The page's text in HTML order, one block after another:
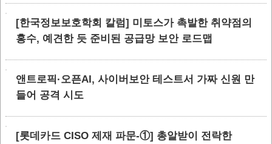
[한국정보보호학회 칼럼] 미토스가 촉발한 취약점의
홍수, 예견한 듯 준비된 공급망 보안 로드맵
앤트로픽·오픈AI, 사이버보안 테스트서 가짜 신원 만
들어 공격 시도
[롯데카드 CISO 제재 파문-①] 총알받이 전락한